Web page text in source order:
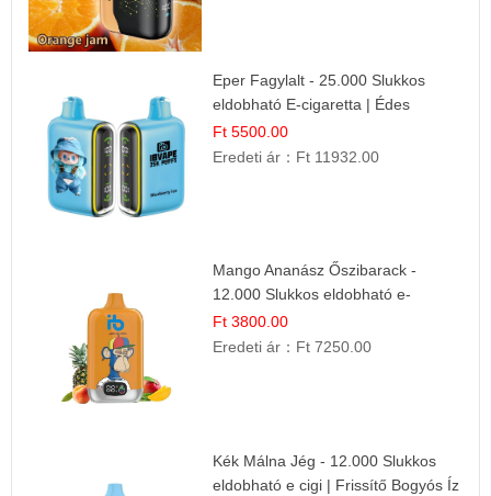
Eper Fagylalt - 25.000 Slukkos
eldobható E-cigaretta | Édes
Desszert Íz
Ft 5500.00
Eredeti ár： Ft 11932.00
Mango Ananász Őszibarack -
12.000 Slukkos eldobható e-
Cigaretta
Ft 3800.00
Eredeti ár： Ft 7250.00
Kék Málna Jég - 12.000 Slukkos
eldobható e cigi | Frissítő Bogyós Íz